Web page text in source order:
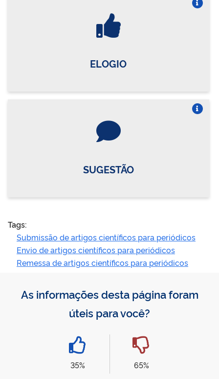
ELOGIO
SUGESTÃO
Tags:
Submissão de artigos científicos para periódicos
Envio de artigos científicos para periódicos
Remessa de artigos científicos para periódicos
As informações desta página foram
úteis para você?
35%
65%